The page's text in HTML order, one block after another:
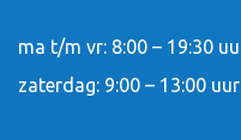
ma t/m vr: 8:00 – 19:30
zaterdag: 9:00 – 13:00 uur